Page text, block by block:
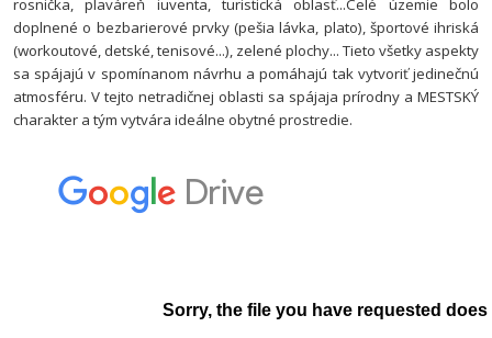
rosnička, plaváreň iuventa, turistická oblasť...Celé územie bolo
doplnené o bezbarierové prvky (pešia lávka, plato), športové ihriská
(workoutové, detské, tenisové...), zelené plochy... Tieto všetky aspekty
sa spájajú v spomínanom návrhu a pomáhajú tak vytvoriť jedinečnú
atmosféru. V tejto netradičnej oblasti sa spájaja prírodny a MESTSKÝ
charakter a tým vytvára ideálne obytné prostredie.